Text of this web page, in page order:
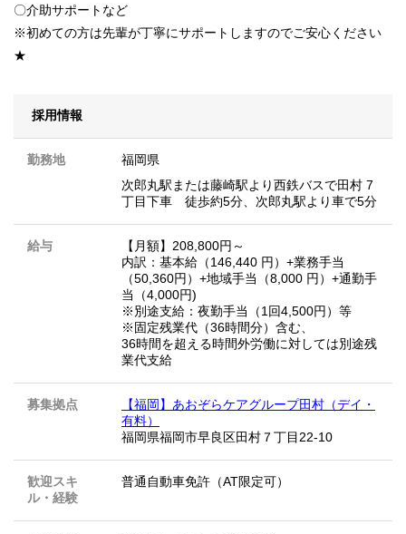
〇介助サポートなど
※初めての方は先輩が丁寧にサポートしますのでご安心ください
★
採用情報
勤務地
福岡県
次郎丸駅または藤崎駅より西鉄バスで田村 7
丁目下車 徒歩約5分、次郎丸駅より車で5分
給与
【月額】208,800円～
内訳：基本給（146,440 円）+業務手当
（50,360円）+地域手当（8,000 円）+通勤手
当（4,000円)
※別途支給：夜勤手当（1回4,500円）等
※固定残業代（36時間分）含む、
36時間を超える時間外労働に対しては別途残
業代支給
募集拠点
【福岡】あおぞらケアグループ田村（デイ・
有料）
福岡県福岡市早良区田村７丁目22-10
歓迎スキ
ル・経験
普通自動車免許（AT限定可）